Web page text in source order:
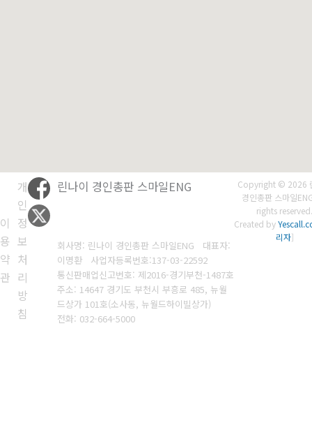
이
용
약
관
개
인
정
보
처
리
방
침
린나이 경인총판 스마일ENG
회사명: 린나이 경인총판 스마일ENG 대표자:
이명환 사업자등록번호:137-03-22592
통신판매업신고번호: 제2016-경기부천-1487호
주소: 14647 경기도 부천시 부흥로 485, 뉴월
드상가 101호(소사동, 뉴월드하이빌상가)
전화: 032-664-5000
Copyright © 2026
경인총판 스마일
rights reserved.
Created by
리자]